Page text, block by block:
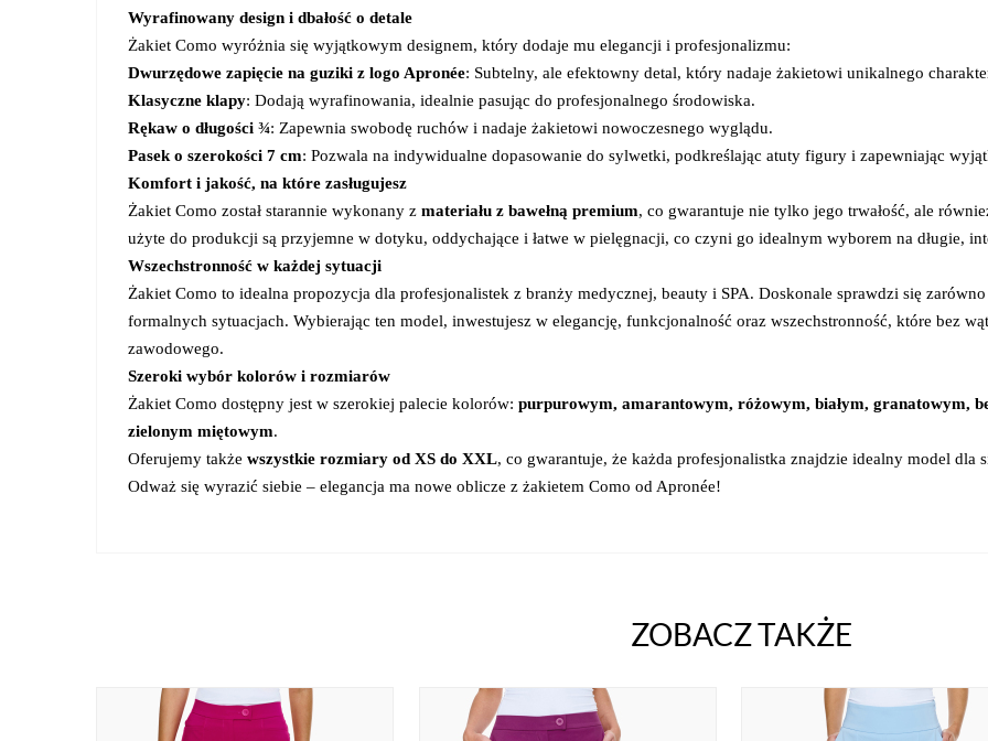
Wyrafinowany design i dbałość o detale
Żakiet Como wyróżnia się wyjątkowym designem, który dodaje mu elegancji i profesjonalizmu:
Dwurzędowe zapięcie na guziki z logo Apronée: Subtelny, ale efektowny detal, który nadaje żakietowi unikalnego
Klasyczne klapy: Dodają wyrafinowania, idealnie pasując do profesjonalnego środowiska.
Rękaw o długości ¾: Zapewnia swobodę ruchów i nadaje żakietowi nowoczesnego wyglądu.
Pasek o szerokości 7 cm: Pozwala na indywidualne dopasowanie do sylwetki, podkreślając atuty figury i zapewniając
Komfort i jakość, na które zasługujesz
Żakiet Como został starannie wykonany z materiału z bawełną premium, co gwarantuje nie tylko jego trwałość, ale
użyte do produkcji są przyjemne w dotyku, oddychające i łatwe w pielęgnacji, co czyni go idealnym wyborem na długie,
Wszechstronność w każdej sytuacji
Żakiet Como to idealna propozycja dla profesjonalistek z branży medycznej, beauty i SPA. Doskonale sprawdzi się
formalnych sytuacjach. Wybierając ten model, inwestujesz w elegancję, funkcjonalność oraz wszechstronność, które bez
zawodowego.
Szeroki wybór kolorów i rozmiarów
Żakiet Como dostępny jest w szerokiej palecie kolorów: purpurowym, amarantowym, różowym, białym, granatowym,
zielonym miętowym.
Oferujemy także wszystkie rozmiary od XS do XXL, co gwarantuje, że każda profesjonalistka znajdzie idealny model dla
Odważ się wyrazić siebie – elegancja ma nowe oblicze z żakietem Como od Apronée!
ZOBACZ TAKŻE